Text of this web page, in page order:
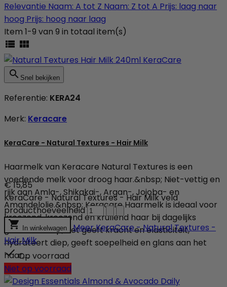
Relevantie Naam: A tot Z Naam: Z tot A Prijs: laag naar
hoog Prijs: hoog naar laag
Item 1-9 van 9 in totaal item(s)
 
 Snel bekijken
Referentie: KERA24
Merk: Keracare
KeraCare - Natural Textures - Hair Milk
Haarmelk van Keracare Natural Textures is een
voedende melk voor droog haar.&nbsp; Niet-vettig en
rijk aan Amla-, Shikakai-, Argan-, Jojoba- en
Amandelolie.&nbsp; Keracare Haarmelk is ideaal voor
kroezend, kroezend en krullend haar bij dagelijks
gebruik.&nbsp; Het geeft kracht en elasticiteit,
hydrateert diep, geeft soepelheid en glans aan het
haar,...
€ 15,85
KeraCare - Natural Textures - Hair Milk veld
producthoeveelheid
 In winkelwagen MeerKeraCare - Natural Textures -
Hair Milk
Op voorraad
Niet op voorraad